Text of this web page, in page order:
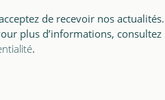
de recevoir nos actualités.
plus d’informations, consultez
.